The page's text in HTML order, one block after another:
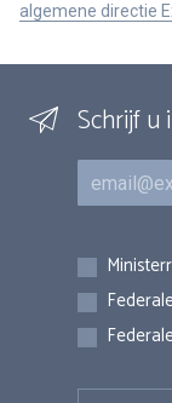
algemene directie
Schrijf u
E-mail